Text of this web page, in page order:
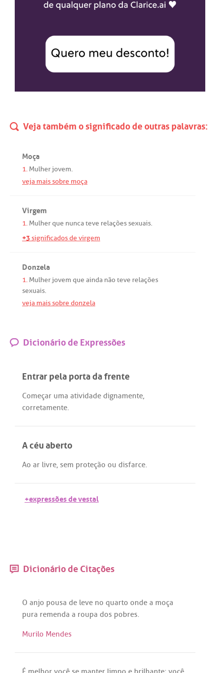
Veja também o significado de outras palavras:
Moça
1. Mulherjovem.
veja mais sobre moça
Virgem
1. Mulherque nuncateve relaçõessexuais.
+3significados de virgem
Donzela
1. Mulherjovem que ainda nãoteve relações
sexuais.
veja mais sobre donzela
Dicionário de Expressões
Entrar pela porta da frente
Começar uma atividade dignamente,
corretamente.
A céu aberto
Ao ar livre, sem proteção ou disfarce.
+expressões de vestal
Dicionário de Citações
O anjo pousa de leve no quarto onde a moça
pura remenda a roupa dos pobres.
Murilo Mendes